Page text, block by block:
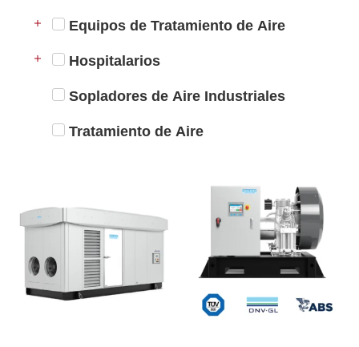
Equipos de Tratamiento de Aire
Hospitalarios
Sopladores de Aire Industriales
Tratamiento de Aire